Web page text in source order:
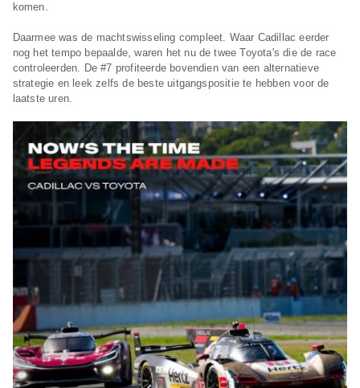
komen.
Daarmee was de machtswisseling compleet. Waar Cadillac eerder
nog het tempo bepaalde, waren het nu de twee Toyota's die de race
controleerden. De #7 profiteerde bovendien van een alternatieve
strategie en leek zelfs de beste uitgangspositie te hebben voor de
laatste uren.